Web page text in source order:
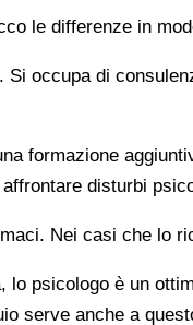
le differenze in
occupa di
formazione
disturbi
Nei casi che lo
psicologo è un
serve anche a